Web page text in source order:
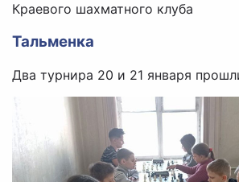
Краевого шахматного клуба
Тальменка
Два турнира 20 и 21 января